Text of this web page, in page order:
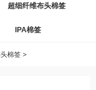
超细纤维布头棉签
IPA棉签
棉签 >